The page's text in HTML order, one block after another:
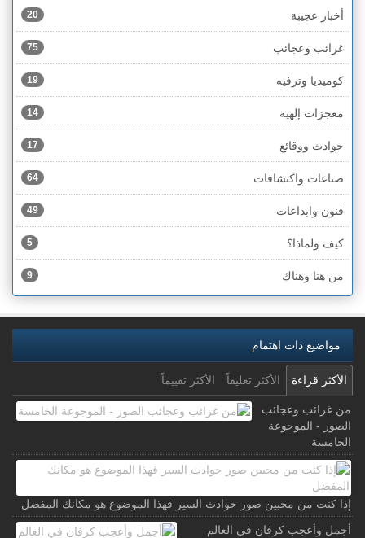
أخبار عجيبة 20
غرائب وعجائب 75
كوميديا وترفيه 19
معجزات إلهية 14
حوادث ووقائع 17
صناعات واكتشافات 64
فنون وابداعات 49
كيف ولماذا؟ 5
من هنا وهناك 9
مواضيع ذات اهتمام
الأكثر قراءة الأكثر تعليقاً الأكثر تقييماً
من غرائب وعجائب
الصور - الموجوعة
الخامسة
إذا كنت من محبين صور حوادث السير فهذا الموضوع هو مكانك المفضل
أجمل وأعجب كرفان في العالم